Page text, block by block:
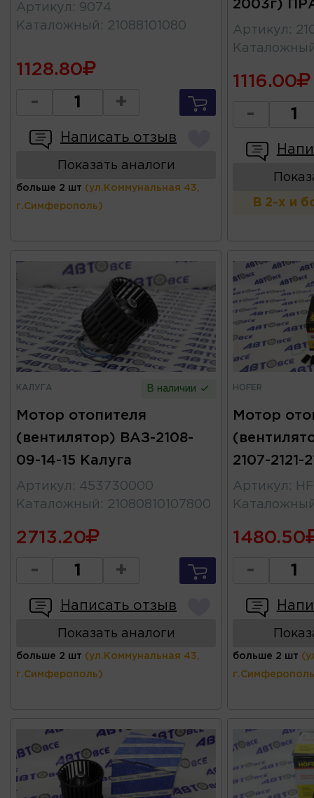
Артикул : 9074
Каталожный : 21088101080
1128.80
- +
Написать отзыв
Показать аналоги
больше 2 шт (ул.Коммунальная 43,
г.Симферополь)
2003г)
Артикул :
1116.00
-
В 2-х и
КАЛУГА В наличии
Мотор отопителя
(вентилятор) ВАЗ-2108-
09-14-15 Калуга
Артикул : 453730000
Каталожный : 21080810107800
2713.20
- +
Написать отзыв
Показать аналоги
больше 2 шт (ул.Коммунальная 43,
г.Симферополь)
HOFER
Мотор
2107-2121-
Артикул :
1480.50
-
больше 2 шт